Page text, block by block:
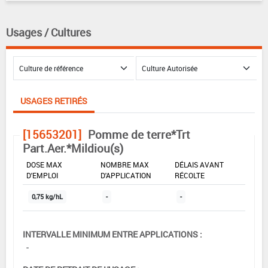
Usages / Cultures
USAGES RETIRÉS
[15653201] Pomme de terre*Trt
Part.Aer.*Mildiou(s)
DOSE MAX
D'EMPLOI
NOMBRE MAX
D'APPLICATION
DÉLAIS AVANT
RÉCOLTE
0,75 kg/hL - -
INTERVALLE MINIMUM ENTRE APPLICATIONS :
-